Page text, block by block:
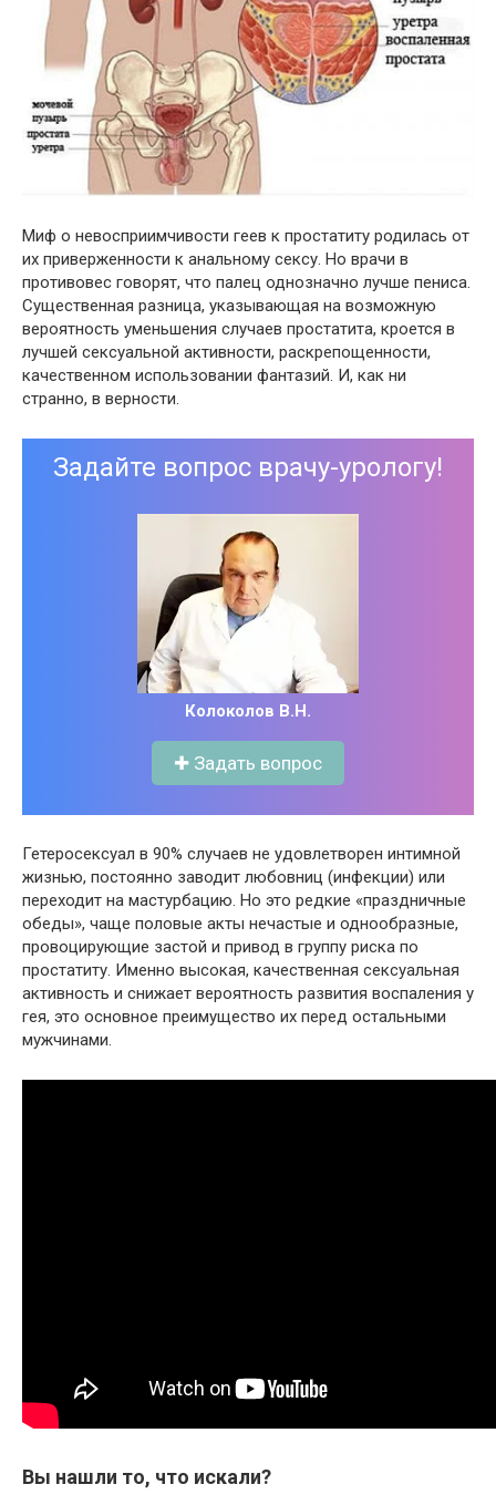
Миф о невосприимчивости геев к простатиту родилась от
их приверженности к анальному сексу. Но врачи в
противовес говорят, что палец однозначно лучше пениса.
Существенная разница, указывающая на возможную
вероятность уменьшения случаев простатита, кроется в
лучшей сексуальной активности, раскрепощенности,
качественном использовании фантазий. И, как ни
странно, в верности.
Задайте вопрос врачу-урологу!
Колоколов В.Н.
✚ Задать вопрос
Гетеросексуал в 90% случаев не удовлетворен интимной
жизнью, постоянно заводит любовниц (инфекции) или
переходит на мастурбацию. Но это редкие «праздничные
обеды», чаще половые акты нечастые и однообразные,
провоцирующие застой и привод в группу риска по
простатиту. Именно высокая, качественная сексуальная
активность и снижает вероятность развития воспаления у
гея, это основное преимущество их перед остальными
мужчинами.
Вы нашли то, что искали?